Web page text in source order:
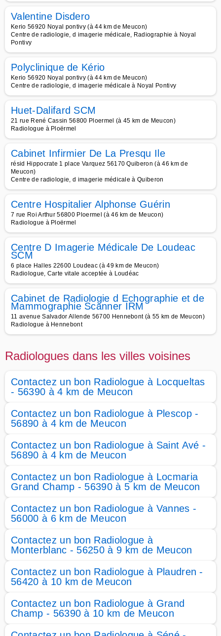
Valentine Disdero
Kerio 56920 Noyal pontivy (à 44 km de Meucon)
Centre de radiologie, d imagerie médicale, Radiographie à Noyal
Pontivy
Polyclinique de Kério
Kerio 56920 Noyal pontivy (à 44 km de Meucon)
Centre de radiologie, d imagerie médicale à Noyal Pontivy
Huet-Dalifard SCM
21 rue René Cassin 56800 Ploermel (à 45 km de Meucon)
Radiologue à Ploërmel
Cabinet Infirmier De La Presqu Ile
résid Hippocrate 1 place Varquez 56170 Quiberon (à 46 km de
Meucon)
Centre de radiologie, d imagerie médicale à Quiberon
Centre Hospitalier Alphonse Guérin
7 rue Roi Arthur 56800 Ploermel (à 46 km de Meucon)
Radiologue à Ploërmel
Centre D Imagerie Médicale De Loudeac
SCM
6 place Halles 22600 Loudeac (à 49 km de Meucon)
Radiologue, Carte vitale acceptée à Loudéac
Cabinet de Radiologie d Echographie et de
Mammographie Scanner IRM
11 avenue Salvador Allende 56700 Hennebont (à 55 km de Meucon)
Radiologue à Hennebont
Radiologues dans les villes voisines
Contactez un bon Radiologue à Locqueltas
- 56390 à 4 km de Meucon
Contactez un bon Radiologue à Plescop -
56890 à 4 km de Meucon
Contactez un bon Radiologue à Saint Avé -
56890 à 4 km de Meucon
Contactez un bon Radiologue à Locmaria
Grand Champ - 56390 à 5 km de Meucon
Contactez un bon Radiologue à Vannes -
56000 à 6 km de Meucon
Contactez un bon Radiologue à
Monterblanc - 56250 à 9 km de Meucon
Contactez un bon Radiologue à Plaudren -
56420 à 10 km de Meucon
Contactez un bon Radiologue à Grand
Champ - 56390 à 10 km de Meucon